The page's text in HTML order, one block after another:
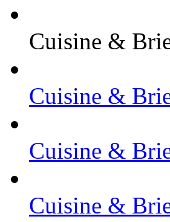
Cuisine &
Cuisine &
Cuisine &
Cuisine &